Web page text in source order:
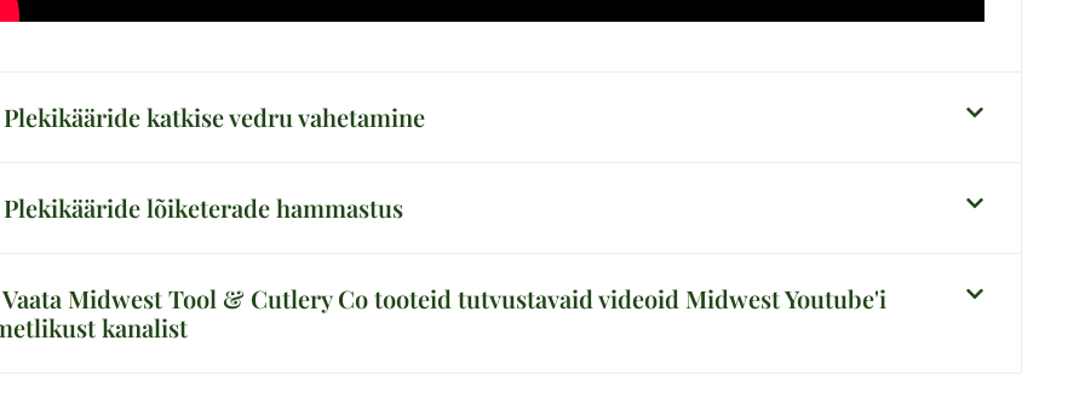
Plekikääride katkise vedru vahetamine
Plekikääride lõiketerade hammastus
Vaata Midwest Tool & Cutlery Co tooteid tutvustavaid videoid Midwest Youtube'i
kanalist